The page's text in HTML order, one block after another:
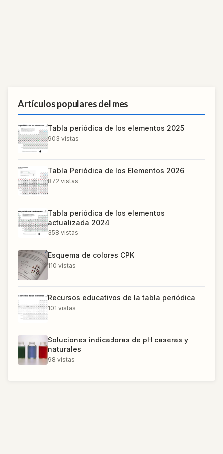
Artículos populares del mes
Tabla periódica de los elementos 2025
903 vistas
Tabla Periódica de los Elementos 2026
872 vistas
Tabla periódica de los elementos
actualizada 2024
358 vistas
Esquema de colores CPK
110 vistas
Recursos educativos de la tabla periódica
101 vistas
Soluciones indicadoras de pH caseras y
naturales
98 vistas